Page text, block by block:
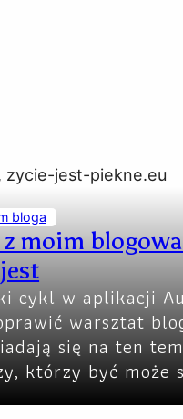
bloga
z moim
cykl w aplikacji
warsztat
się na ten
którzy być może